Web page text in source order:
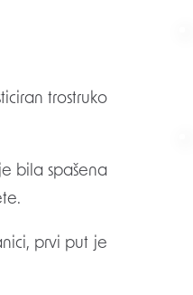
trostruko
bila spašena
prvi put je